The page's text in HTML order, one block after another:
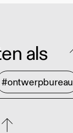
als
#ontwerpbureau